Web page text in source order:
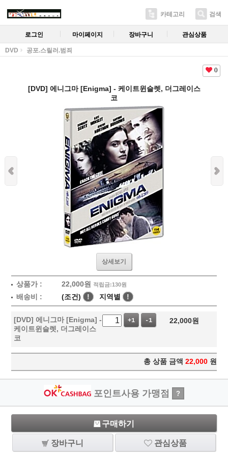
카테고리 검색
로그인 마이페이지 장바구니 관심상품
DVD 공포.스릴러.범죄
0
[DVD] 에니그마 [Enigma] - 케이트윈슬렛, 더그레이스
코
상세보기
상품가 : 22,000원 적립금:130원
배송비 : (조건) ! 지역별 !
[DVD] 에니그마 [Enigma] -
케이트윈슬렛, 더그레이스
코
+1 -1 22,000원
총 상품 금액 22,000 원
포인트사용 가맹점 ?
구매하기
장바구니 관심상품